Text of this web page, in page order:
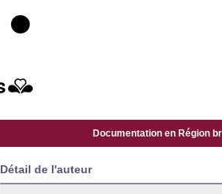
Documentation en Région
Détail de l'auteur